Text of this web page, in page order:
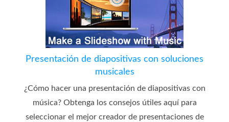
Presentación de diapositivas con soluciones
musicales
¿Cómo hacer una presentación de diapositivas con
música? Obtenga los consejos útiles aquí para
seleccionar el mejor creador de presentaciones de